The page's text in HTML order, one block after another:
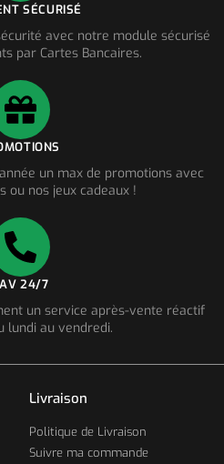
SÉCURISÉ
avec notre module sécurisé
par Cartes Bancaires.
un max de promotions avec
ou nos jeux cadeaux !
24/7
un service après-vente réactif
lundi au vendredi.
Livraison
Politique de Livraison
Suivre ma commande